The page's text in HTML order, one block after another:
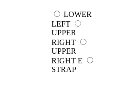
LOWER
LEFT
UPPER
RIGHT
UPPER
RIGHT E
STRAP